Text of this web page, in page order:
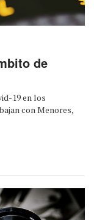
de
19 en los
con Menores,